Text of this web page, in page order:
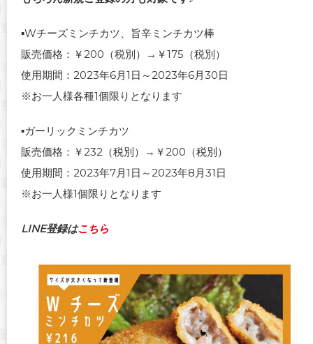
▪Wチーズミンチカツ、旨辛ミンチカツ棒
販売価格：￥200（税別）→￥175（税別）
使用期間：2023年6月1日～2023年6月30日
※お一人様各種1個限りとなります
▪ガーリックミンチカツ
販売価格：￥232（税別）→￥200（税別）
使用期間：2023年7月1日～2023年8月31日
※お一人様1個限りとなります
LINE登録はこちら